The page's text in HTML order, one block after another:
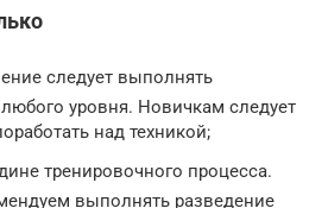
следует выполнять
уровня. Новичкам следует
над техникой;
тренировочного процесса.
выполнять разведение